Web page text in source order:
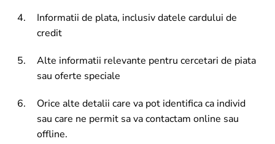
Informatii de plata, inclusiv datele cardului de
credit
Alte informatii relevante pentru cercetari de piata
sau oferte speciale
Orice alte detalii care va pot identifica ca individ
sau care ne permit sa va contactam online sau
offline.